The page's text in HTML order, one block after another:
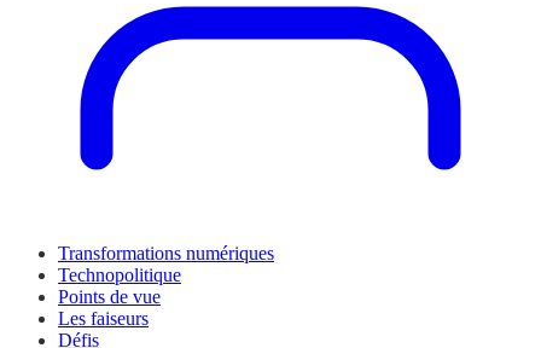
Transformations numériques
Technopolitique
Points de vue
Les faiseurs
Défis